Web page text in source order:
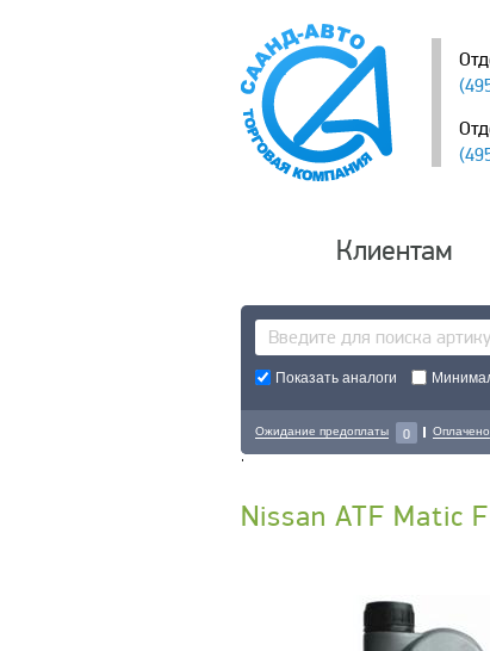
Клиентам
Показать аналоги
Ожидание предоплаты 0 Оплачено
'
Nissan ATF Matic